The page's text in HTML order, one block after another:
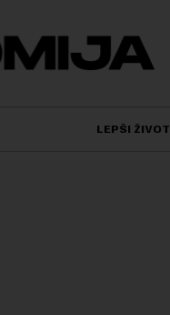
LEPŠI ŽIVOT